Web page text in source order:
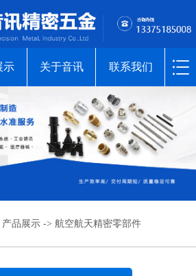
示 关于音讯 联系我们
产品展示 -> 航空航天精密零部件